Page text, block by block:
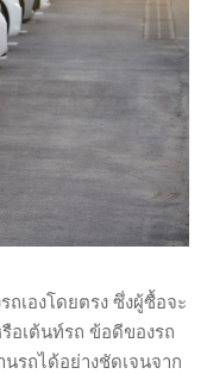
เองโดยตรง ซึ่งผู้ซื้อจะ
อเต้นท์รถ ข้อดีของรถ
รถได้อย่างชัดเจนจาก